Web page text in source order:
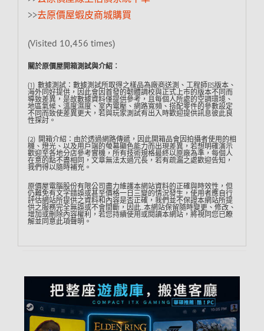
>>去原價屋蝦皮商城購買
(Visited 10,456 times)
關於原價屋開箱測試與介紹︰
(1) 數據測試：數據測試所取得之樣品為廠商送測、工程師ES版本、
海外同好提供，因此會因首發的韌體調校與正式上市的版本不同而
導致差異，是故數據資料僅提供參考，且每個人所處的空調環境、
地區氣候、溫度濕度、室內電壓、網路寬頻、搭配零件的參數設定
不同而致使差異更大，若與玩家測試有出入時歡迎提供訊息彼此良
性探討。
(2) 開箱介紹：由於透過網路傳遞，因此開箱品會因拍攝者使用的相
機、燈光、以及用戶端的螢幕顯色能力而出現差異，若想明確演示
歡迎至各地分店參考實機，所有技術規格最終以原廠為準，每個人
在意的點不盡相同，文章無法太過冗長，若有疏漏之處歡迎告知，
我們得以隨時補充。
原價屋電腦股份有限公司盡力維護本網站資料的正確與時效性，但
仍難免有文字錯誤或甚至價格一日三變的情況發生，使用者應自行
評估網站所提供之資料和內容是否正確，我們並不保證本網站所提
供之服務完全無誤或不會間斷，因此…本網站保留隨時變更、修改、
增加或刪除內容權利，若您持續使用或閱讀本網站，將視同您已瞭
解並同意此項聲明。